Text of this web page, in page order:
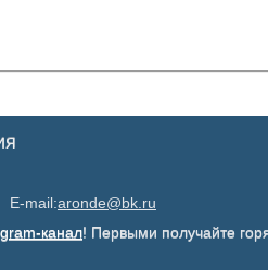
E-mail:aronde@bk.ru
канал! Первыми получайте